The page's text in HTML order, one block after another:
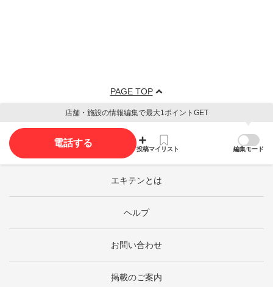
PAGE TOP
店舗・施設の情報編集で最大1ポイントGET
電話する
投稿マイリスト 編集モード
エキテンとは
ヘルプ
お問い合わせ
掲載のご案内